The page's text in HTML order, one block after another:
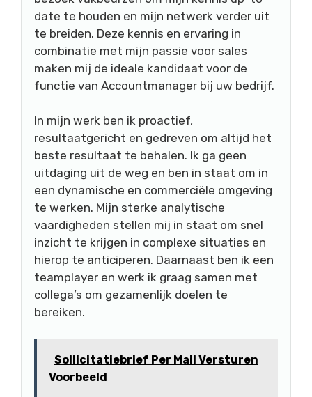
date te houden en mijn netwerk verder uit
te breiden. Deze kennis en ervaring in
combinatie met mijn passie voor sales
maken mij de ideale kandidaat voor de
functie van Accountmanager bij uw bedrijf.
In mijn werk ben ik proactief,
resultaatgericht en gedreven om altijd het
beste resultaat te behalen. Ik ga geen
uitdaging uit de weg en ben in staat om in
een dynamische en commerciële omgeving
te werken. Mijn sterke analytische
vaardigheden stellen mij in staat om snel
inzicht te krijgen in complexe situaties en
hierop te anticiperen. Daarnaast ben ik een
teamplayer en werk ik graag samen met
collega’s om gezamenlijk doelen te
bereiken.
Sollicitatiebrief Per Mail Versturen
Voorbeeld